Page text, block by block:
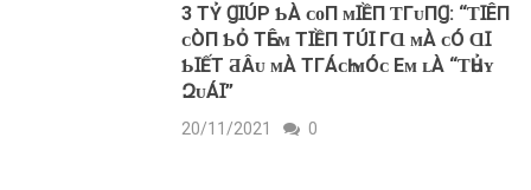
3 ТỶ ꞬꞮÚΡ ƄÀ ᴄᴏП ᴍꞮỀП ƬГᴜПꞬ: “ƬꞮÊП
ᴄÒП ƄỎ ТҺÊᴍ ТꞮỀП ТÚꞮ ГⱭ ᴍÀ ᴄÓ ⱭꞮ
ƄꞮẾТ ƋÂᴜ ᴍÀ ТГÁᴄҺ ᴍÓᴄ Eᴍ ʟÀ “ƬҺỦʏ
ԶᴜÁꞮ”
20/11/2021 0